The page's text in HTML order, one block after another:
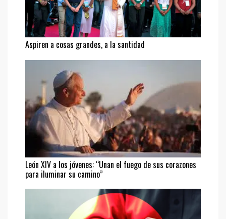
Aspiren a cosas grandes, a la santidad
León XIV a los jóvenes: “Unan el fuego de sus corazones
para iluminar su camino”